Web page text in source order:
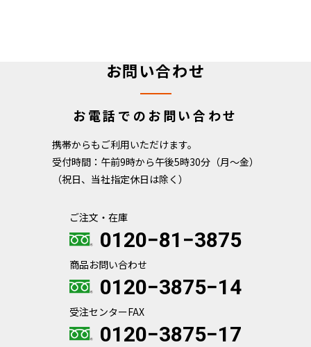
お問い合わせ
お電話でのお問い合わせ
携帯からもご利用いただけます。
受付時間：午前9時から午後5時30分（月～金）
（祝日、当社指定休日は除く）
ご注文・在庫
0120−81−3875
商品お問い合わせ
0120−3875−14
受注センターFAX
0120−3875−17